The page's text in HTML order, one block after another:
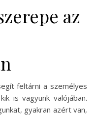
az
feltárni a személyes
is vagyunk valójában.
gyakran azért van,